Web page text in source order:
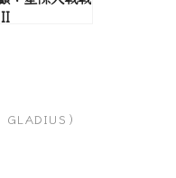
GLADIUS）